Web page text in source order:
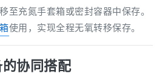
至充氮手套箱或密封容器中保存。
使用，实现全程无氧转移保存。
协同搭配